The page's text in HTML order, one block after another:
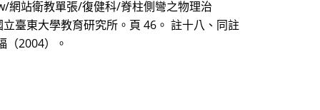
站衛教單張/復健科/脊柱側彎之物理治
臺東大學教育研究所。頁 46。 註十八、同註
（2004）。